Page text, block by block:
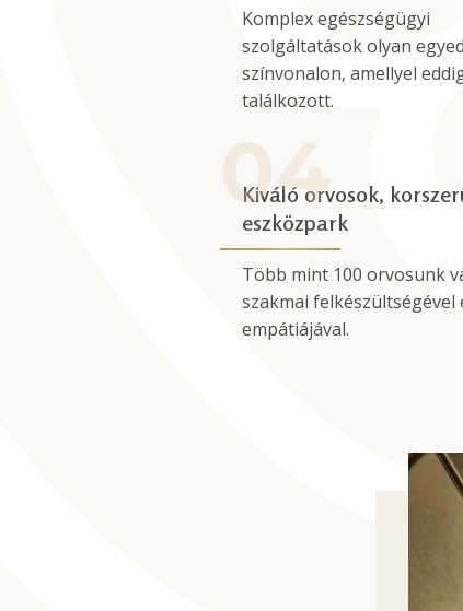
Komplex egészségügyi
szolgáltatások olyan
színvonalon, amellyel
találkozott.
Kiváló orvosok,
eszközpark
Több mint 100 orvosunk
szakmai felkészültségével
empátiájával.